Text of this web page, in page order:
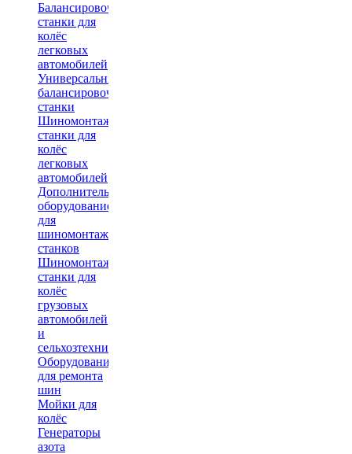
Балансировочные
станки для
колёс
легковых
автомобилей
Универсальные
балансировочные
станки
Шиномонтажные
станки для
колёс
легковых
автомобилей
Дополнительное
оборудование
для
шиномонтажных
станков
Шиномонтажные
станки для
колёс
грузовых
автомобилей
и
сельхозтехники
Оборудование
для ремонта
шин
Мойки для
колёс
Генераторы
азота